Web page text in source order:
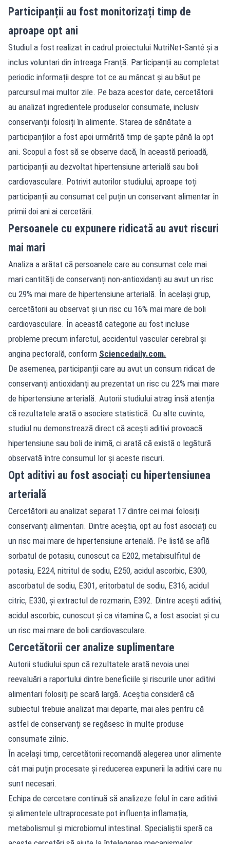
Participanții au fost monitorizați timp de
aproape opt ani
Studiul a fost realizat în cadrul proiectului NutriNet-Santé și a
inclus voluntari din întreaga Franță. Participanții au completat
periodic informații despre tot ce au mâncat și au băut pe
parcursul mai multor zile. Pe baza acestor date, cercetătorii
au analizat ingredientele produselor consumate, inclusiv
conservanții folosiți în alimente. Starea de sănătate a
participanților a fost apoi urmărită timp de șapte până la opt
ani. Scopul a fost să se observe dacă, în această perioadă,
participanții au dezvoltat hipertensiune arterială sau boli
cardiovasculare. Potrivit autorilor studiului, aproape toți
participanții au consumat cel puțin un conservant alimentar în
primii doi ani ai cercetării.
Persoanele cu expunere ridicată au avut riscuri
mai mari
Analiza a arătat că persoanele care au consumat cele mai
mari cantități de conservanți non-antioxidanți au avut un risc
cu 29% mai mare de hipertensiune arterială. În același grup,
cercetătorii au observat și un risc cu 16% mai mare de boli
cardiovasculare. În această categorie au fost incluse
probleme precum infarctul, accidentul vascular cerebral și
angina pectorală, conform Sciencedaily.com.
De asemenea, participanții care au avut un consum ridicat de
conservanți antioxidanți au prezentat un risc cu 22% mai mare
de hipertensiune arterială. Autorii studiului atrag însă atenția
că rezultatele arată o asociere statistică. Cu alte cuvinte,
studiul nu demonstrează direct că acești aditivi provoacă
hipertensiune sau boli de inimă, ci arată că există o legătură
observată între consumul lor și aceste riscuri.
Opt aditivi au fost asociați cu hipertensiunea
arterială
Cercetătorii au analizat separat 17 dintre cei mai folosiți
conservanți alimentari. Dintre aceștia, opt au fost asociați cu
un risc mai mare de hipertensiune arterială. Pe listă se află
sorbatul de potasiu, cunoscut ca E202, metabisulfitul de
potasiu, E224, nitritul de sodiu, E250, acidul ascorbic, E300,
ascorbatul de sodiu, E301, eritorbatul de sodiu, E316, acidul
citric, E330, și extractul de rozmarin, E392. Dintre acești aditivi,
acidul ascorbic, cunoscut și ca vitamina C, a fost asociat și cu
un risc mai mare de boli cardiovasculare.
Cercetătorii cer analize suplimentare
Autorii studiului spun că rezultatele arată nevoia unei
reevaluări a raportului dintre beneficiile și riscurile unor aditivi
alimentari folosiți pe scară largă. Aceștia consideră că
subiectul trebuie analizat mai departe, mai ales pentru că
astfel de conservanți se regăsesc în multe produse
consumate zilnic.
În același timp, cercetătorii recomandă alegerea unor alimente
cât mai puțin procesate și reducerea expunerii la aditivi care nu
sunt necesari.
Echipa de cercetare continuă să analizeze felul în care aditivii
și alimentele ultraprocesate pot influența inflamația,
metabolismul și microbiomul intestinal. Specialiștii speră ca